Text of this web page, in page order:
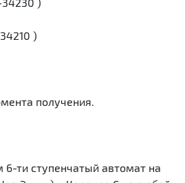
)
получения.
6-ти ступенчатый автомат на